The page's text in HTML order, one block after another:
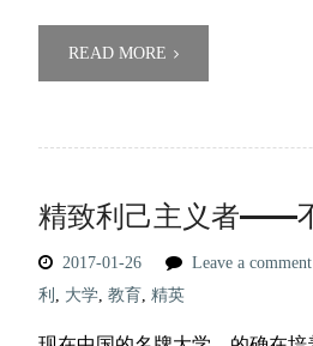
READ MORE
精致利己主义者——
2017-01-26 Leave a comment
利 , 大学, 教育, 精英